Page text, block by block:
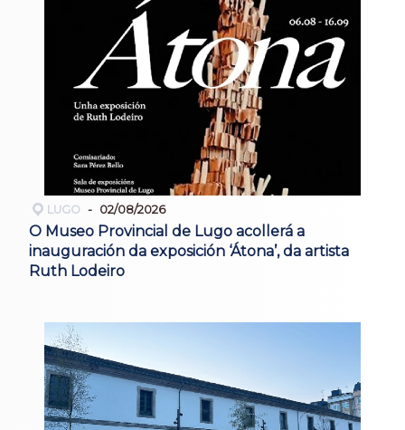
LUGO 02/08/2026
O Museo Provincial de Lugo acollerá a
inauguración da exposición ‘Átona’, da artista
Ruth Lodeiro